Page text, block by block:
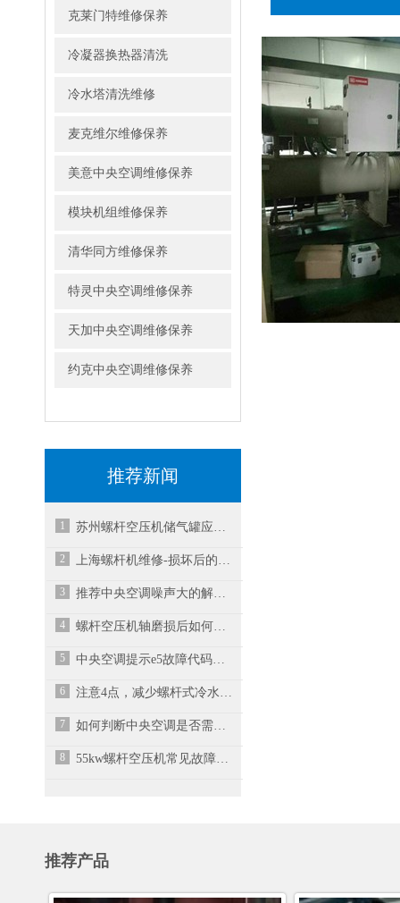
克莱门特维修保养
冷凝器换热器清洗
冷水塔清洗维修
麦克维尔维修保养
美意中央空调维修保养
模块机组维修保养
清华同方维修保养
特灵中央空调维修保养
天加中央空调维修保养
约克中央空调维修保养
推荐新闻
1 苏州螺杆空压机储气罐应放在哪里？
2 上海螺杆机维修-损坏后的螺杆空压机维修成本需
3 推荐中央空调噪声大的解决方式
4 螺杆空压机轴磨损后如何有效地解决？
5 中央空调提示e5故障代码，空调不工作，不启动怎么解决？
6 注意4点，减少螺杆式冷水机故障率
7 如何判断中央空调是否需要加氟？重点看这五步
8 55kw螺杆空压机常见故障及排查方法
推荐产品